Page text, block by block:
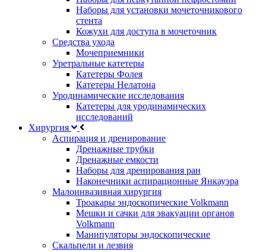
Наборы для установки мочеточникового
стента
Кожухи для доступа в мочеточник
Средства ухода
Мочеприемники
Уретральные катетеры
Катетеры Фолея
Катетеры Нелатона
Уродинамические исследования
Катетеры для уродинамических
исследований
Хирургия
Аспирация и дренирование
Дренажные трубки
Дренажные емкости
Наборы для дренирования ран
Наконечники аспирационные Янкауэра
Малоинвазивная хирургия
Троакары эндоскопические Volkmann
Мешки и сачки для эвакуации органов
Volkmann
Манипуляторы эндоскопические
Скальпели и лезвия